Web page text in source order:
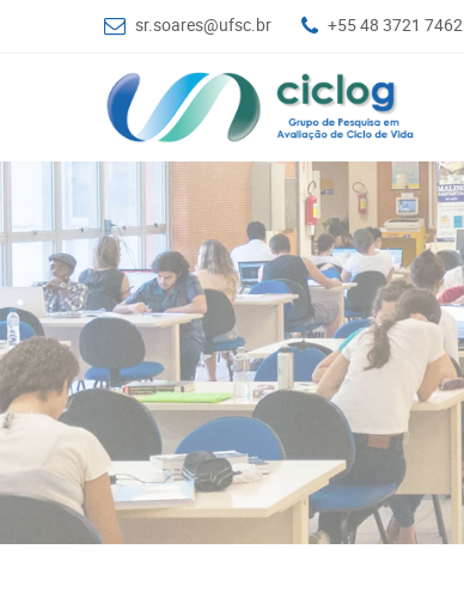
sr.soares@ufsc.br +55 48 3721 7462